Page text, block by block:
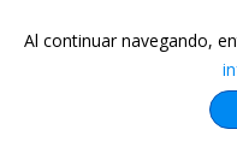
Al continuar navegando,